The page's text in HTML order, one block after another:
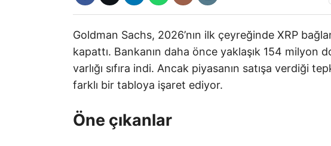
Goldman Sachs, 2026’nın ilk çeyreğinde XRP
kapattı. Bankanın daha önce yaklaşık 154 milyon
varlığı sıfıra indi. Ancak piyasanın satışa verdiği
farklı bir tabloya işaret ediyor.
Öne çıkanlar